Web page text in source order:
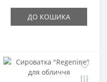
ДО КОШИКА